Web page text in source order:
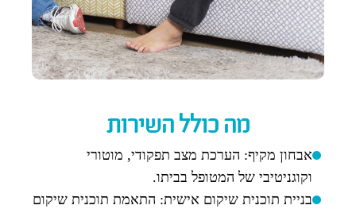
מה כולל השירות
אבחון מקיף: הערכת מצב תפקודי, מוטורי
וקוגניטיבי של המטופל בביתו.
בניית תוכנית שיקום אישית: התאמת תוכנית שיקום